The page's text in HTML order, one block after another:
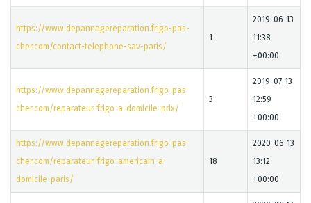
https://www.depannagereparation.frigo-pas-
cher.com/contact-telephone-sav-paris/
1
2019-06-13
11:38
+00:00
https://www.depannagereparation.frigo-pas-
cher.com/reparateur-frigo-a-domicile-prix/
3
2019-07-13
12:59
+00:00
https://www.depannagereparation.frigo-pas-
cher.com/reparateur-frigo-americain-a-
domicile-paris/
18
2020-06-13
13:12
+00:00